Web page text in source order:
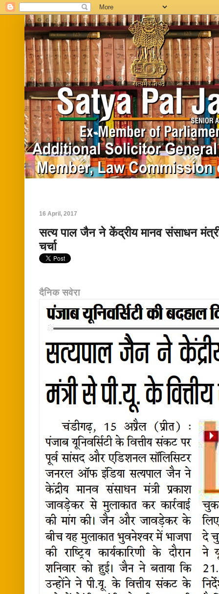
16 April, 2017
सत्य पाल जैन ने केंद्रीय मानव संसाधन
चर्चा
दैनिक सवेरा